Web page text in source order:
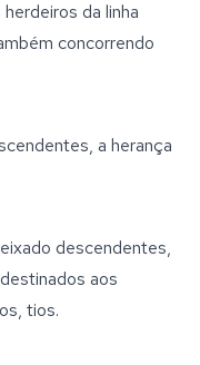
da linha
concorrendo
a herança
descendentes,
aos
tios.